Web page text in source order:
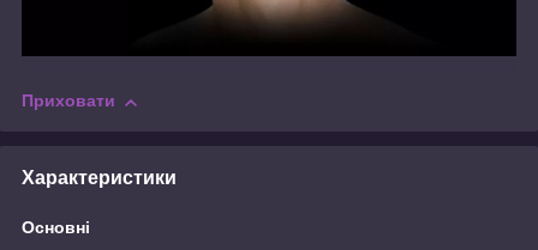
Приховати
Характеристики
Основні